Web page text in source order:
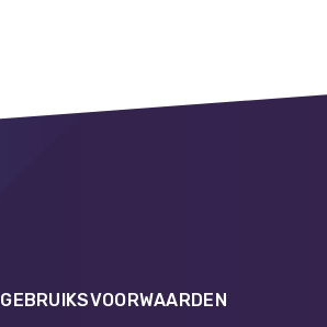
GEBRUIKSVOORWAARDEN